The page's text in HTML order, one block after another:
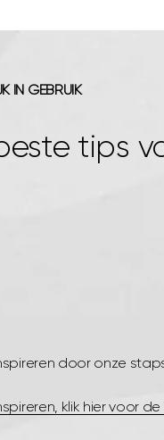
IN GEBRUIK
tips
door onze
klik hier voor